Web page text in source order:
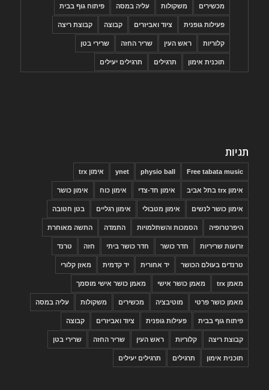
מכשירים משקולות עליה במסה פיתוח גוף בבית
פעילות גופנית ציוד ואביזרים קבוצה קבוצת ריצה
קלוריות ראש העין שריר החזה שרירי בטן
תוכנית אימון תרגילים תרגילים יעילים
תגיות
Free tabata music
physio ball
ynet אימון trx
אימון trx בתל אביב אימון חד-צדי אימון כוח אימון כושר
אימון כושר לנשים אימון מטבולי אימון רגליים בטן חטובה
היפרטרופיה הסמכות והשתלמויות התמדה התשה מאוחרת
זרועות שריריות חדר כושר חדר כושר ביתי חזה טרנד
טרנדים בעולם הכושר יד אחורית יד קדמית מאזן קלורי
מאמן trx מאמן כושר אישי מאמן כושר אישי מוסמך
מאמן כושר פרטי מוטיבציה מכשירים משקולות עליה במסה
פיתוח גוף בבית פעילות גופנית ציוד ואביזרים קבוצה
קבוצת ריצה קלוריות ראש העין שריר החזה שרירי בטן
תוכנית אימון תרגילים תרגילים יעילים